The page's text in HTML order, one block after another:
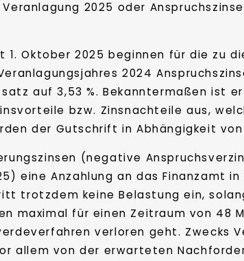
2025 oder
1. Oktober 2025 beginnen für die zu
2024
auf 3,53 %. Bekanntermaßen ist
bzw. Zinsnachteile aus,
der Gutschrift in Abhängigkeit
(negative
eine Anzahlung an das Finanzamt
trotzdem keine Belastung ein,
maximal für einen Zeitraum von
verloren geht. Zwecks
allem von der erwarteten